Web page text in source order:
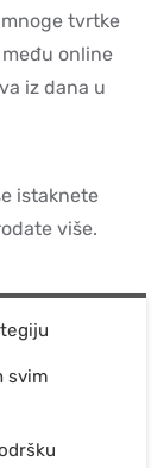
tvrtke
online
iz dana u
istaknete
više.
svim